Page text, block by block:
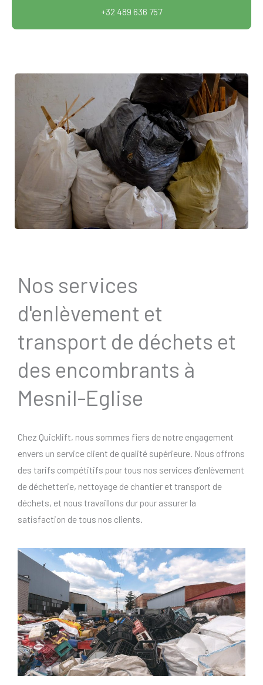
+32 489 636 757
Nos services
d'enlèvement et
transport de déchets et
des encombrants à
Mesnil-Eglise
Chez Quicklift, nous sommes fiers de notre engagement
envers un service client de qualité supérieure. Nous offrons
des tarifs compétitifs pour tous nos services d’enlèvement
de déchetterie, nettoyage de chantier et transport de
déchets, et nous travaillons dur pour assurer la
satisfaction de tous nos clients.